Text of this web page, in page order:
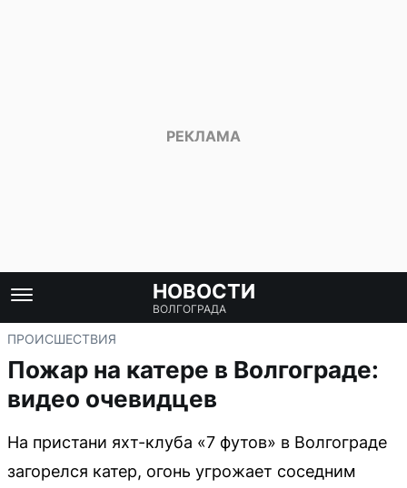
НОВОСТИ
ВОЛГОГРАДА
ПРОИСШЕСТВИЯ
Пожар на катере в Волгограде:
видео очевидцев
На пристани яхт-клуба «7 футов» в Волгограде
загорелся катер, огонь угрожает соседним